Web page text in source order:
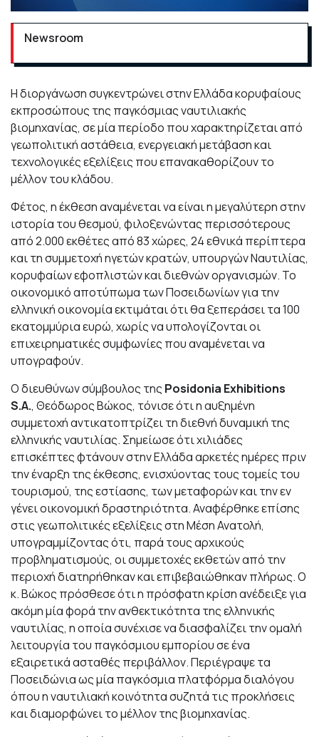
Newsroom
Η διοργάνωση συγκεντρώνει στην Ελλάδα κορυφαίους
εκπροσώπους της παγκόσμιας ναυτιλιακής
βιομηχανίας, σε μία περίοδο που χαρακτηρίζεται από
γεωπολιτική αστάθεια, ενεργειακή μετάβαση και
τεχνολογικές εξελίξεις που επανακαθορίζουν το
μέλλον του κλάδου.
Φέτος, η έκθεση αναμένεται να είναι η μεγαλύτερη στην
ιστορία του θεσμού, φιλοξενώντας περισσότερους
από 2.000 εκθέτες από 83 χώρες, 24 εθνικά περίπτερα
και τη συμμετοχή ηγετών κρατών, υπουργών Ναυτιλίας,
κορυφαίων εφοπλιστών και διεθνών οργανισμών. Το
οικονομικό αποτύπωμα των Ποσειδωνίων για την
ελληνική οικονομία εκτιμάται ότι θα ξεπεράσει τα 100
εκατομμύρια ευρώ, χωρίς να υπολογίζονται οι
επιχειρηματικές συμφωνίες που αναμένεται να
υπογραφούν.
Ο διευθύνων σύμβουλος της Posidonia Exhibitions
S.A., Θεόδωρος Βώκος, τόνισε ότι η αυξημένη
συμμετοχή αντικατοπτρίζει τη διεθνή δυναμική της
ελληνικής ναυτιλίας. Σημείωσε ότι χιλιάδες
επισκέπτες φτάνουν στην Ελλάδα αρκετές ημέρες πριν
την έναρξη της έκθεσης, ενισχύοντας τους τομείς του
τουρισμού, της εστίασης, των μεταφορών και την εν
γένει οικονομική δραστηριότητα. Αναφέρθηκε επίσης
στις γεωπολιτικές εξελίξεις στη Μέση Ανατολή,
υπογραμμίζοντας ότι, παρά τους αρχικούς
προβληματισμούς, οι συμμετοχές εκθετών από την
περιοχή διατηρήθηκαν και επιβεβαιώθηκαν πλήρως. Ο
κ. Βώκος πρόσθεσε ότι η πρόσφατη κρίση ανέδειξε για
ακόμη μία φορά την ανθεκτικότητα της ελληνικής
ναυτιλίας, η οποία συνέχισε να διασφαλίζει την ομαλή
λειτουργία του παγκόσμιου εμπορίου σε ένα
εξαιρετικά ασταθές περιβάλλον. Περιέγραψε τα
Ποσειδώνια ως μία παγκόσμια πλατφόρμα διαλόγου
όπου η ναυτιλιακή κοινότητα συζητά τις προκλήσεις
και διαμορφώνει το μέλλον της βιομηχανίας.